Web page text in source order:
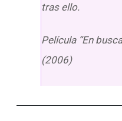
tras ello.
Película “En
(2006)